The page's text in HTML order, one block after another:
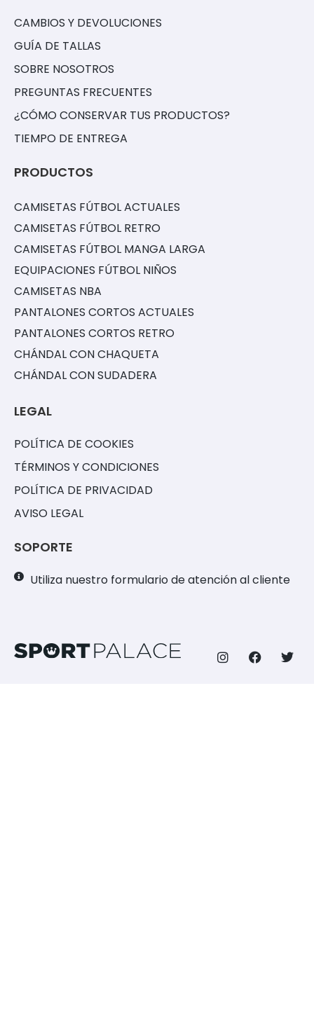
CAMBIOS Y DEVOLUCIONES
GUÍA DE TALLAS
SOBRE NOSOTROS
PREGUNTAS FRECUENTES
¿CÓMO CONSERVAR TUS PRODUCTOS?
TIEMPO DE ENTREGA
PRODUCTOS
CAMISETAS FÚTBOL ACTUALES
CAMISETAS FÚTBOL RETRO
CAMISETAS FÚTBOL MANGA LARGA
EQUIPACIONES FÚTBOL NIÑOS
CAMISETAS NBA
PANTALONES CORTOS ACTUALES
PANTALONES CORTOS RETRO
CHÁNDAL CON CHAQUETA
CHÁNDAL CON SUDADERA
LEGAL
POLÍTICA DE COOKIES
TÉRMINOS Y CONDICIONES
POLÍTICA DE PRIVACIDAD
AVISO LEGAL
SOPORTE
Utiliza nuestro formulario de atención al cliente